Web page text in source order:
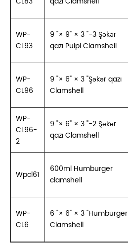
WP-
CL93
9 "× 9" × 3 "-3 Şəkər
qazı Pulpl Clamshell
WP-
CL96
9 "× 6" × 3 "Şəkər qazı
Clamshell
WP-
CL96-
2
9 "× 6" × 3 "-2 Şəkər
qazı Clamshell
Wpcl61
600ml Humburger
clamshell
WP-
CL6
6 "× 6" × 3 "Humburger
Clamshell